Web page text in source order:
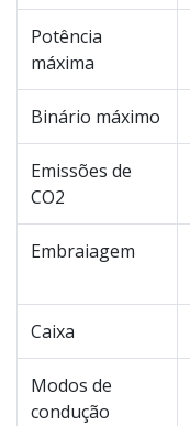
Potência
máxima
Binário máximo
Emissões de
CO2
Embraiagem
Caixa
Modos de
condução